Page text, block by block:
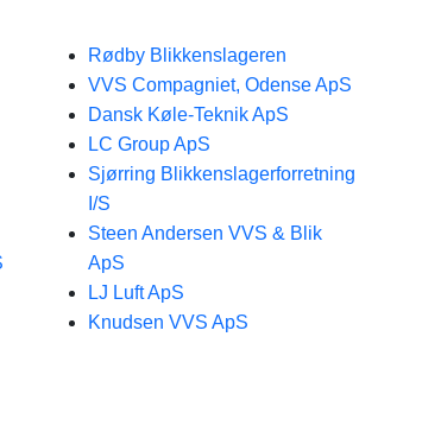
Rødby Blikkenslageren
VVS Compagniet, Odense ApS
Dansk Køle-Teknik ApS
LC Group ApS
Sjørring Blikkenslagerforretning
I/S
Steen Andersen VVS & Blik
ApS
LJ Luft ApS
Knudsen VVS ApS